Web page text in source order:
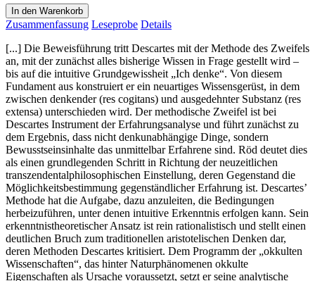
In den Warenkorb
Zusammenfassung Leseprobe Details
[...] Die Beweisführung tritt Descartes mit der Methode des Zweifels
an, mit der zunächst alles bisherige Wissen in Frage gestellt wird –
bis auf die intuitive Grundgewissheit „Ich denke“. Von diesem
Fundament aus konstruiert er ein neuartiges Wissensgerüst, in dem
zwischen denkender (res cogitans) und ausgedehnter Substanz (res
extensa) unterschieden wird. Der methodische Zweifel ist bei
Descartes Instrument der Erfahrungsanalyse und führt zunächst zu
dem Ergebnis, dass nicht denkunabhängige Dinge, sondern
Bewusstseinsinhalte das unmittelbar Erfahrene sind. Röd deutet dies
als einen grundlegenden Schritt in Richtung der neuzeitlichen
transzendentalphilosophischen Einstellung, deren Gegenstand die
Möglichkeitsbestimmung gegenständlicher Erfahrung ist. Descartes’
Methode hat die Aufgabe, dazu anzuleiten, die Bedingungen
herbeizuführen, unter denen intuitive Erkenntnis erfolgen kann. Sein
erkenntnistheoretischer Ansatz ist rein rationalistisch und stellt einen
deutlichen Bruch zum traditionellen aristotelischen Denken dar,
deren Methoden Descartes kritisiert. Dem Programm der „okkulten
Wissenschaften“, das hinter Naturphänomenen okkulte
Eigenschaften als Ursache voraussetzt, setzt er seine analytische